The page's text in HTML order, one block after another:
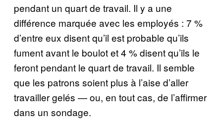
pendant un quart de travail. Il y a une
différence marquée avec les employés : 7 %
d’entre eux disent qu’il est probable qu’ils
fument avant le boulot et 4 % disent qu’ils le
feront pendant le quart de travail. Il semble
que les patrons soient plus à l’aise d’aller
travailler gelés — ou, en tout cas, de l’affirmer
dans un sondage.